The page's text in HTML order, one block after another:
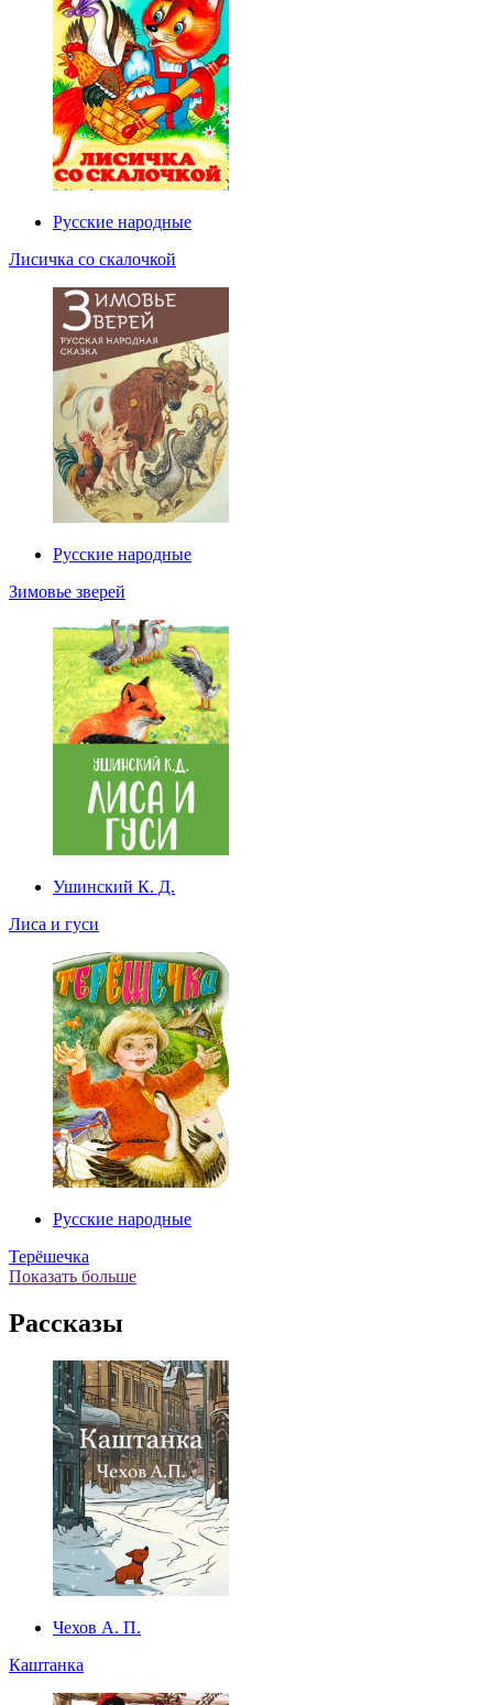
Русские народные
Лисичка со скалочкой
Русские народные
Зимовье зверей
Ушинский К. Д.
Лиса и гуси
Русские народные
Терёшечка
Показать больше
Рассказы
Чехов А. П.
Каштанка